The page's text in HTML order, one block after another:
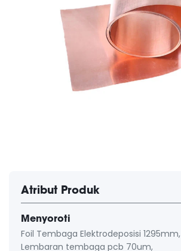
Atribut Produk
Menyoroti
Foil Tembaga Elektrodeposisi 1295mm,
Lembaran tembaga pcb 70um,